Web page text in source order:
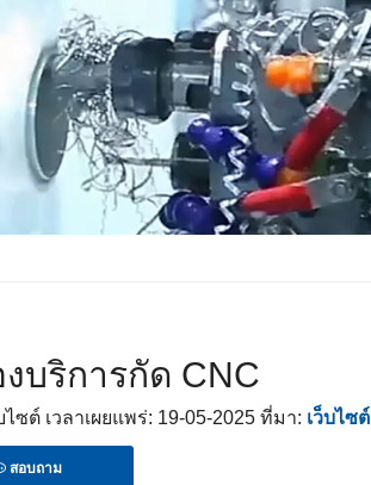
บริการกัด CNC
ต์ เวลาเผยแพร่: 19-05-2025 ที่มา: เว็บไซต์
สอบถาม